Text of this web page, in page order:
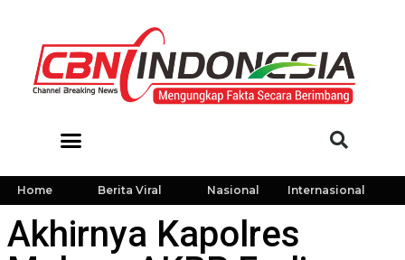
Home Berita Viral Nasional Internasional
Akhirnya Kapolres